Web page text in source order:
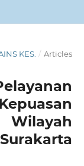
KES. / Articles